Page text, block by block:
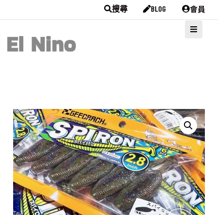
搜尋 BLOG 會員